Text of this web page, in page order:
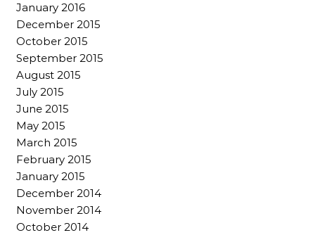
January 2016
December 2015
October 2015
September 2015
August 2015
July 2015
June 2015
May 2015
March 2015
February 2015
January 2015
December 2014
November 2014
October 2014